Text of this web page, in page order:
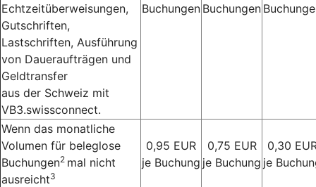
Echtzeitüberweisungen,
Gutschriften,
Lastschriften, Ausführung
von Daueraufträgen und
Geldtransfer
aus der Schweiz mit
VB3.swissconnect.
Buchungen Buchungen
Wenn das monatliche
Volumen für beleglose
Buchungen2 mal nicht
ausreicht3
0,95 EUR
je Buchung
0,75 EUR
je Buchung
0,30
je